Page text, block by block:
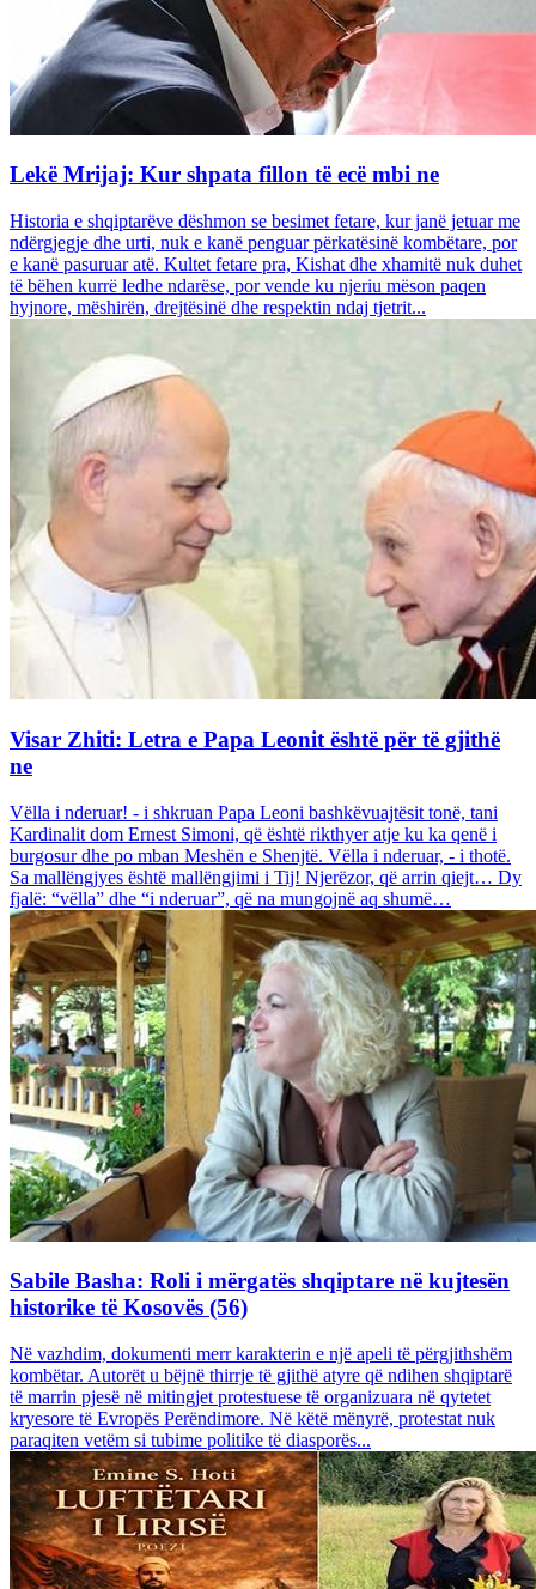
Lekë Mrijaj: Kur shpata fillon të ecë mbi ne
Historia e shqiptarëve dëshmon se besimet fetare, kur janë jetuar me
ndërgjegje dhe urti, nuk e kanë penguar përkatësinë kombëtare, por
e kanë pasuruar atë. Kultet fetare pra, Kishat dhe xhamitë nuk duhet
të bëhen kurrë ledhe ndarëse, por vende ku njeriu mëson paqen
hyjnore, mëshirën, drejtësinë dhe respektin ndaj tjetrit...
Visar Zhiti: Letra e Papa Leonit është për të gjithë
ne
Vëlla i nderuar! - i shkruan Papa Leoni bashkëvuajtësit tonë, tani
Kardinalit dom Ernest Simoni, që është rikthyer atje ku ka qenë i
burgosur dhe po mban Meshën e Shenjtë. Vëlla i nderuar, - i thotë.
Sa mallëngjyes është mallëngjimi i Tij! Njerëzor, që arrin qiejt… Dy
fjalë: “vëlla” dhe “i nderuar”, që na mungojnë aq shumë…
Sabile Basha: Roli i mërgatës shqiptare në kujtesën
historike të Kosovës (56)
Në vazhdim, dokumenti merr karakterin e një apeli të përgjithshëm
kombëtar. Autorët u bëjnë thirrje të gjithë atyre që ndihen shqiptarë
të marrin pjesë në mitingjet protestuese të organizuara në qytetet
kryesore të Evropës Perëndimore. Në këtë mënyrë, protestat nuk
paraqiten vetëm si tubime politike të diasporës...